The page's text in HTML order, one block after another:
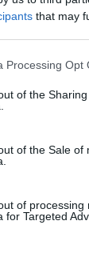
that may
website/app
or usage
to Google
specified
Processing Opt
of the
of the Sale of
of processing
for Targeted
gyorsan
hogy